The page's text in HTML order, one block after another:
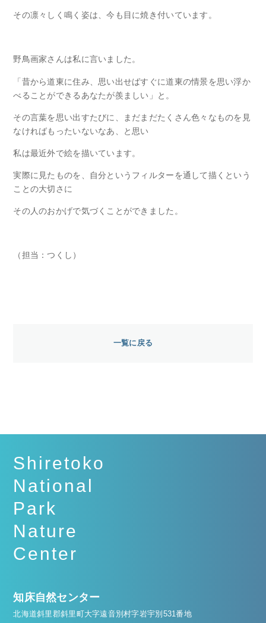
その凛々しく鳴く姿は、今も目に焼き付いています。
野鳥画家さんは私に言いました。
「昔から道東に住み、思い出せばすぐに道東の情景を思い浮か
べることができるあなたが羨ましい」と。
その言葉を思い出すたびに、まだまだたくさん色々なものを見
なければもったいないなあ、と思い
私は最近外で絵を描いています。
実際に見たものを、自分というフィルターを通して描くという
ことの大切さに
その人のおかげで気づくことができました。
（担当：つくし）
一覧に戻る
Shiretoko
National
Park
Nature
Center
知床自然センター
北海道斜里郡斜里町大字遠音別村字岩宇別531番地